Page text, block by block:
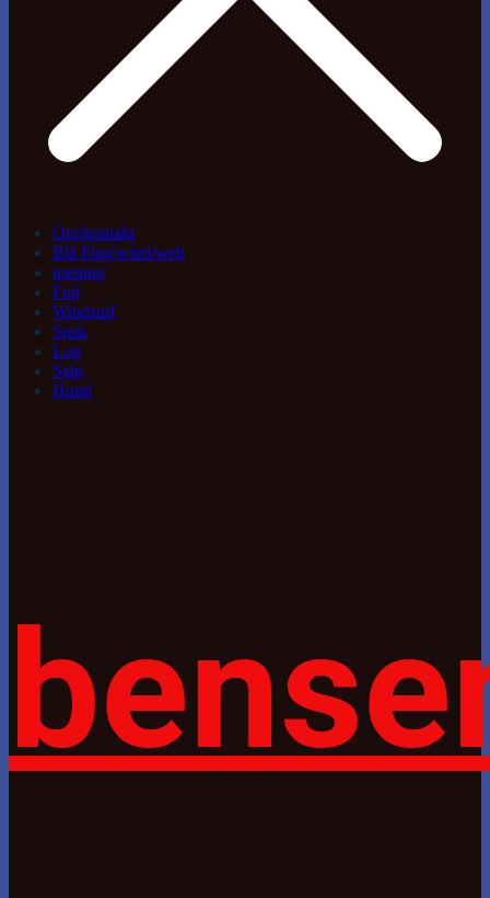
Om/kontakt
Blå Flag/wind/web
træning
Foil
Windsurf
Snak
Log
Salg
Hund